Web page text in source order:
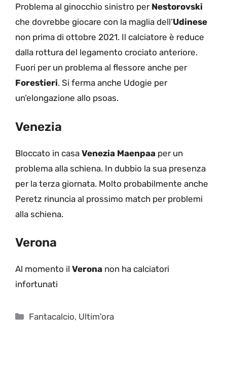
Problema al ginocchio sinistro per Nestorovski
che dovrebbe giocare con la maglia dell’Udinese
non prima di ottobre 2021. Il calciatore è reduce
dalla rottura del legamento crociato anteriore.
Fuori per un problema al flessore anche per
Forestieri. Si ferma anche Udogie per
un’elongazione allo psoas.
Venezia
Bloccato in casa Venezia Maenpaa per un
problema alla schiena. In dubbio la sua presenza
per la terza giornata. Molto probabilmente anche
Peretz rinuncia al prossimo match per problemi
alla schiena.
Verona
Al momento il Verona non ha calciatori
infortunati
Categorie
Fantacalcio, Ultim'ora